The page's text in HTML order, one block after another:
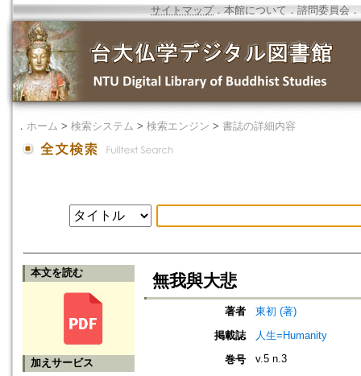
サイトマップ．本館について ． 諮問委員会 ．
． ホーム > 検索システム > 検索エンジン > 書誌の詳細内容
本文を読む
加えサービス
無我與大悲
著者
東初 (著)
掲載誌
人生=Humanity
巻号
v.5 n.3